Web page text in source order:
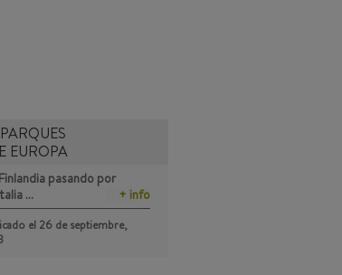
EUROPA
pasando por
…
+ info
el 26 de septiembre,